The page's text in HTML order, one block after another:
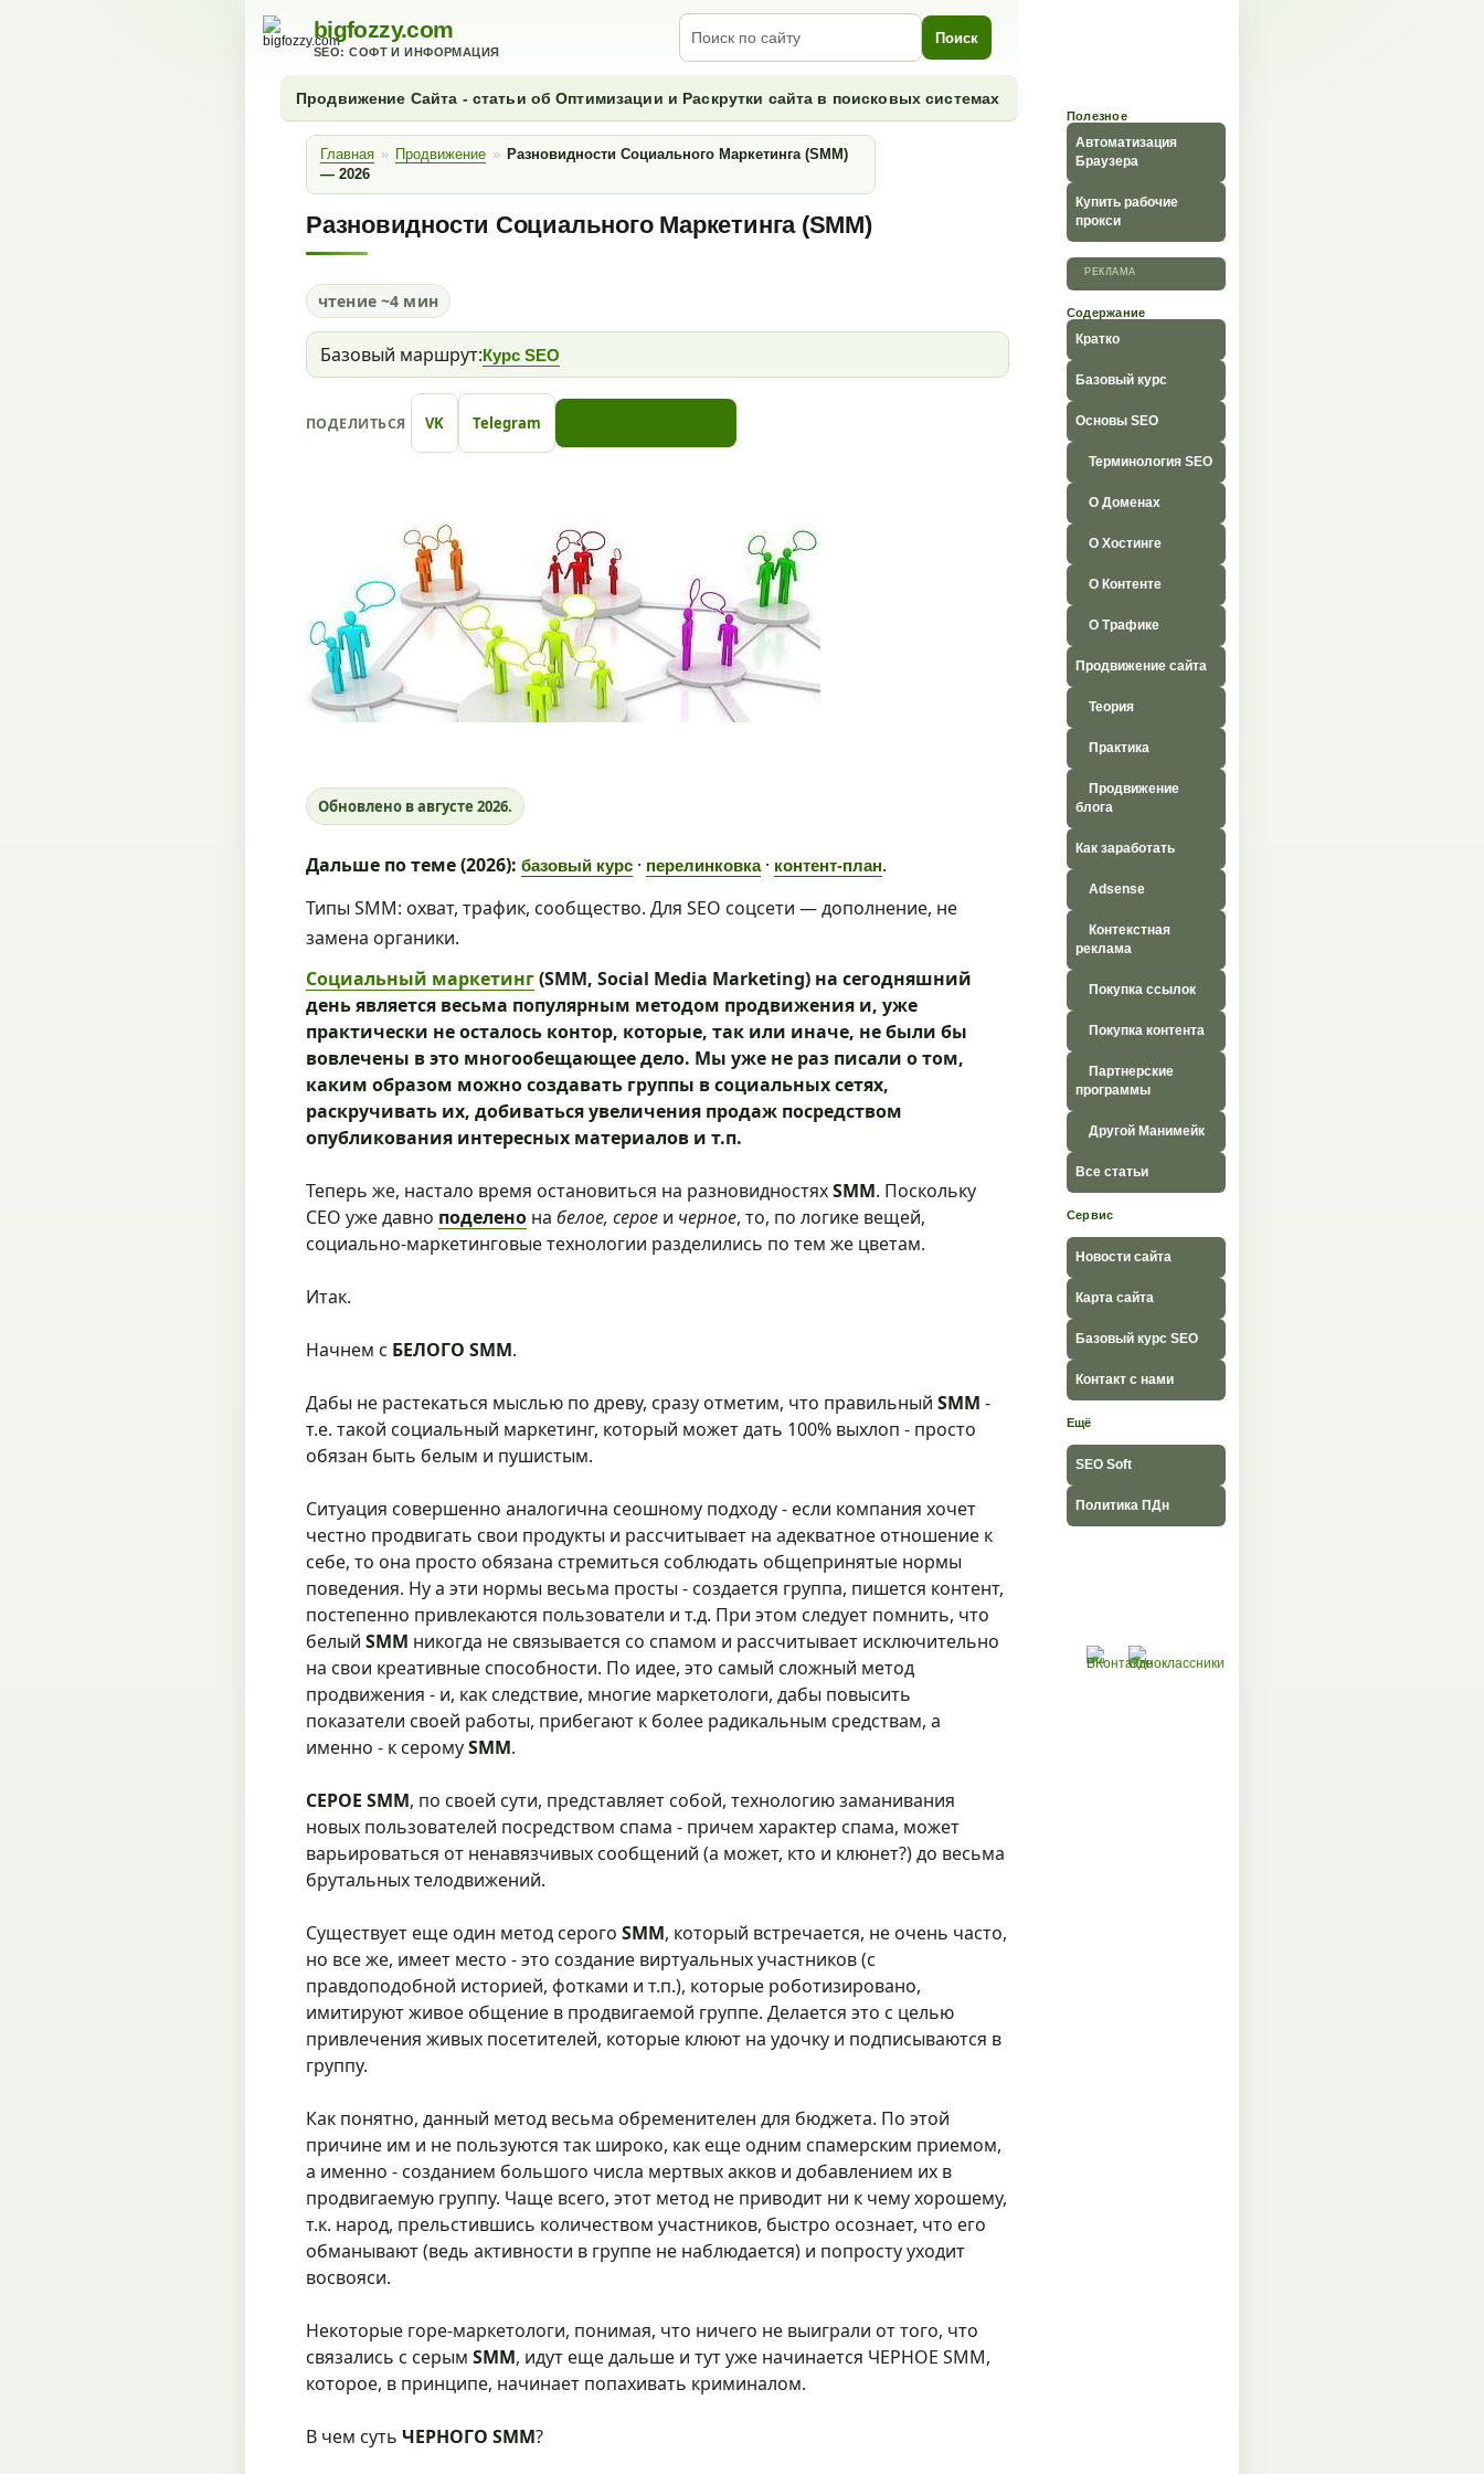
bigfozzy.com
SEO: СОФТ И ИНФОРМАЦИЯ
Поиск Поиск
Продвижение Сайта - статьи об Оптимизации и Раскрутки сайта в поисковых системах
Главная » Продвижение » Разновидности Социального Маркетинга (SMM)
— 2026
Разновидности Социального Маркетинга (SMM)
чтение ~4 мин
Базовый маршрут:Курс SEO
ПОДЕЛИТЬСЯ VK Telegram
Обновлено в августе 2026.
Дальше по теме (2026): базовый курс · перелинковка· контент-план.
Типы SMM: охват, трафик, сообщество. Для SEO соцсети — дополнение, не
замена органики.
Социальный маркетинг(SMM, Social Media Marketing) на сегодняшний
день является весьма популярным методом продвижения и, уже
практически не осталось контор, которые, так или иначе, не были бы
вовлечены в это многообещающее дело. Мы уже не раз писали о том,
каким образом можно создавать группы в социальных сетях,
раскручивать их, добиваться увеличения продаж посредством
опубликования интересных материалов и т.п.
Теперь же, настало время остановиться на разновидностяхSMM. Поскольку
СЕО уже давно поделено на белое, серое и черное, то, по логике вещей,
социально-маркетинговые технологии разделились по тем же цветам.
Итак.
Начнем с БЕЛОГО SMM.
Дабы не растекаться мыслью по древу, сразу отметим, что правильный SMM -
т.е. такой социальный маркетинг, который может дать 100% выхлоп - просто
обязан быть белым и пушистым.
Ситуация совершенно аналогична сеошному подходу - если компания хочет
честно продвигать свои продукты и рассчитывает на адекватное отношение к
себе, то она просто обязана стремиться соблюдать общепринятые нормы
поведения. Ну а эти нормы весьма просты - создается группа, пишется контент,
постепенно привлекаются пользователи и т.д. При этом следует помнить, что
белый SMM никогда не связывается со спамом и рассчитывает исключительно
на свои креативные способности. По идее, это самый сложный метод
продвижения - и, как следствие, многие маркетологи, дабы повысить
показатели своей работы, прибегают к более радикальным средствам, а
именно - к серомуSMM.
СЕРОЕ SMM, по своей сути, представляет собой, технологию заманивания
новых пользователей посредством спама - причем характер спама, может
варьироваться от ненавязчивых сообщений (а может, кто и клюнет?) до весьма
брутальных телодвижений.
Существует еще один метод серого SMM, который встречается, не очень часто,
но все же, имеет место - это создание виртуальных участников (с
правдоподобной историей, фотками и т.п.), которые роботизировано,
имитируют живое общение в продвигаемой группе. Делается это с целью
привлечения живых посетителей, которые клюют на удочку и подписываются в
группу.
Как понятно, данный метод весьма обременителен для бюджета. По этой
причине им и не пользуются так широко, как еще одним спамерским приемом,
а именно - созданием большого числа мертвых акков и добавлением их в
продвигаемую группу. Чаще всего, этот метод не приводит ни к чему хорошему,
т.к. народ, прельстившись количеством участников, быстро осознает, что его
обманывают (ведь активности в группе не наблюдается) и попросту уходит
восвояси.
Некоторые горе-маркетологи, понимая, что ничего не выиграли от того, что
связались с серым SMM, идут еще дальше и тут уже начинается ЧЕРНОЕ SMM,
которое, в принципе, начинает попахивать криминалом.
В чем суть ЧЕРНОГО SMM?
Полезное
Автоматизация
Браузера
Купить рабочие
прокси
РЕКЛАМА
Содержание
Кратко
Базовый курс
Основы SEO
Терминология SEO
О Доменах
О Хостинге
О Контенте
О Трафике
Продвижение сайта
Теория
Практика
Продвижение
блога
Как заработать
Adsense
Контекстная
реклама
Покупка ссылок
Покупка контента
Партнерские
программы
Другой Манимейк
Все статьи
Сервис
Новости сайта
Карта сайта
Базовый курс SEO
Контакт с нами
Ещё
SEO Soft
Политика ПДн